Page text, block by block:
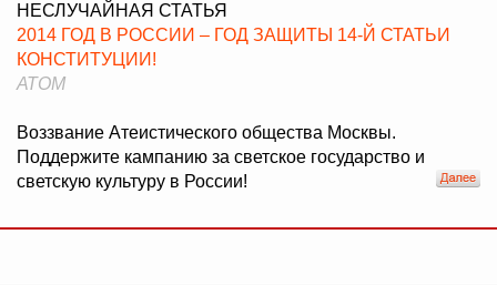
НЕСЛУЧАЙНАЯ СТАТЬЯ
2014 ГОД В РОССИИ – ГОД ЗАЩИТЫ 14-Й СТАТЬИ
КОНСТИТУЦИИ!
АТОМ
Воззвание Атеистического общества Москвы.
Поддержите кампанию за светское государство и
светскую культуру в России!